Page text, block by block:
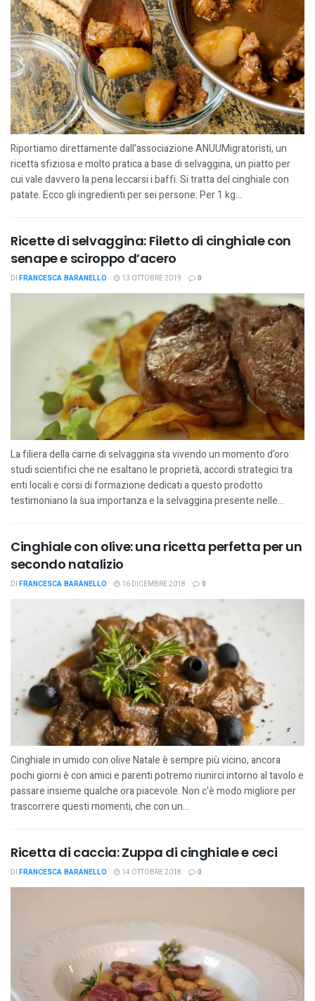
Riportiamo direttamente dall’associazione ANUUMigratoristi, un
ricetta sfiziosa e molto pratica a base di selvaggina, un piatto per
cui vale davvero la pena leccarsi i baffi. Si tratta del cinghiale con
patate. Ecco gli ingredienti per sei persone: Per 1 kg...
Ricette di selvaggina: Filetto di cinghiale con
senape e sciroppo d’acero
DI FRANCESCA BARANELLO 13 OTTOBRE 2019 0
La filiera della carne di selvaggina sta vivendo un momento d’oro:
studi scientifici che ne esaltano le proprietà, accordi strategici tra
enti locali e corsi di formazione dedicati a questo prodotto
testimoniano la sua importanza e la selvaggina presente nelle...
Cinghiale con olive: una ricetta perfetta per un
secondo natalizio
DI FRANCESCA BARANELLO 16 DICEMBRE 2018 0
Cinghiale in umido con olive Natale è sempre più vicino, ancora
pochi giorni è con amici e parenti potremo riunirci intorno al tavolo e
passare insieme qualche ora piacevole. Non c'è modo migliore per
trascorrere questi momenti, che con un...
Ricetta di caccia: Zuppa di cinghiale e ceci
DI FRANCESCA BARANELLO 14 OTTOBRE 2018 0